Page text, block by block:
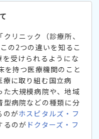
リニック（診療所、
の2つの違いを知るこ
受けられるようにな
を持つ医療機関のこと
に取り組む国立病
た大規模病院や、地域
型病院などの種類に分
のがホスピタルズ・フ
るのが ドクターズ・フ